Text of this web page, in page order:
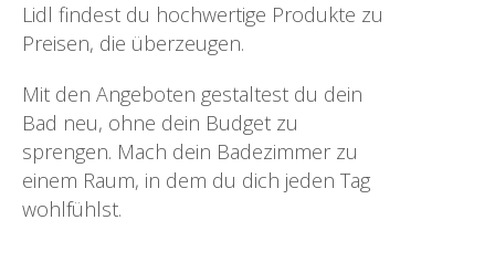
Lidl findest du hochwertige Produkte zu
Preisen, die überzeugen.
Mit den Angeboten gestaltest du dein
Bad neu, ohne dein Budget zu
sprengen. Mach dein Badezimmer zu
einem Raum, in dem du dich jeden Tag
wohlfühlst.